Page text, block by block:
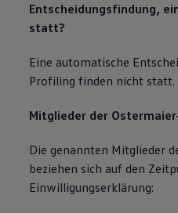
Entscheidungsfindung,
statt?
Eine automatische
Profiling finden nicht statt.
Mitglieder der
Die genannten Mitglieder
beziehen sich auf den
Einwilligungserklärung: